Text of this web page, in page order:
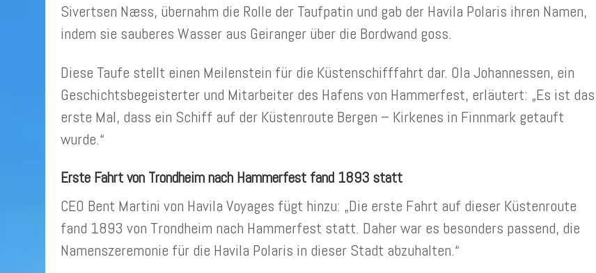
Sivertsen Næss, übernahm die Rolle der Taufpatin und gab der Havila Polaris ihren Namen,
indem sie sauberes Wasser aus Geiranger über die Bordwand goss.
Diese Taufe stellt einen Meilenstein für die Küstenschifffahrt dar. Ola Johannessen, ein
Geschichtsbegeisterter und Mitarbeiter des Hafens von Hammerfest, erläutert: „Es ist das
erste Mal, dass ein Schiff auf der Küstenroute Bergen – Kirkenes in Finnmark getauft
wurde.“
Erste Fahrt von Trondheim nach Hammerfest fand 1893 statt
CEO Bent Martini von Havila Voyages fügt hinzu: „Die erste Fahrt auf dieser Küstenroute
fand 1893 von Trondheim nach Hammerfest statt. Daher war es besonders passend, die
Namenszeremonie für die Havila Polaris in dieser Stadt abzuhalten.“